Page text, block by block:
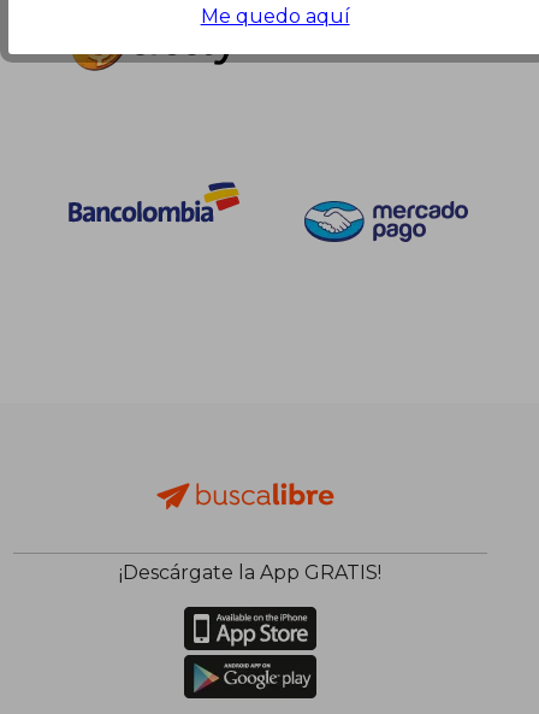
¡Descárgate la App GRATIS!
Me quedo aquí